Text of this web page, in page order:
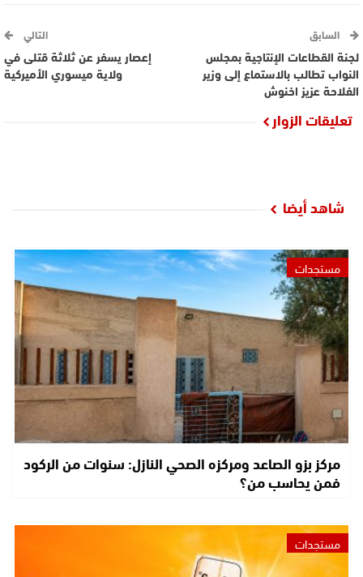
السابق
لجنة القطاعات الإنتاجية بمجلس
النواب تطالب بالاستماع إلى وزير
الفلاحة عزيز اخنوش
التالي
إعصار يسفر عن ثلاثة قتلى في
ولاية ميسوري الأميركية
تعليقات الزوار
شاهد أيضا
مستجدات
مركز بزو الصاعد ومركزه الصحي النازل: سنوات من الركود
فمن يحاسب من؟
مستجدات